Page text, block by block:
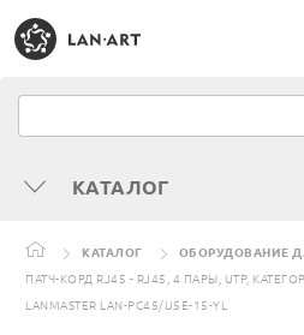
КАТАЛОГ
КАТАЛОГ ОБОРУДОВАНИЕ
ПАТЧ-КОРД RJ45 - RJ45, 4 ПАРЫ, UTP,
LANMASTER LAN-PC45/U5E-15-YL